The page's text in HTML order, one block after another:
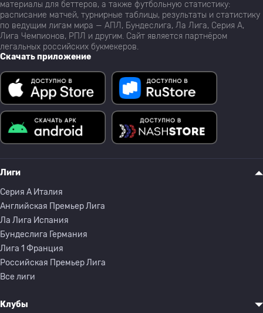
материалы для беттеров, а также футбольную статистику:
расписание матчей, турнирные таблицы, результаты и статистику
по ведущим лигам мира — АПЛ, Бундеслига, Ла Лига, Серия А,
Лига Чемпионов, РПЛ и другим. Сайт является партнёром
легальных российских букмекеров.
Скачать приложение
Лиги
Серия A Италия
Английская Премьер Лига
Ла Лига Испания
Бундеслига Германия
Лига 1 Франция
Российская Премьер Лига
Все лиги
Клубы